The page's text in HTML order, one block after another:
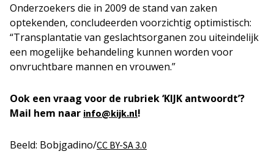
Onderzoekers die in 2009 de stand van zaken
optekenden, concludeerden voorzichtig optimistisch:
“Transplantatie van geslachtsorganen zou uiteindelijk
een mogelijke behandeling kunnen worden voor
onvruchtbare mannen en vrouwen.”
Ook een vraag voor de rubriek ‘KIJK antwoordt’?
Mail hem naar info@kijk.nl!
Beeld: Bobjgadino/CC BY-SA 3.0